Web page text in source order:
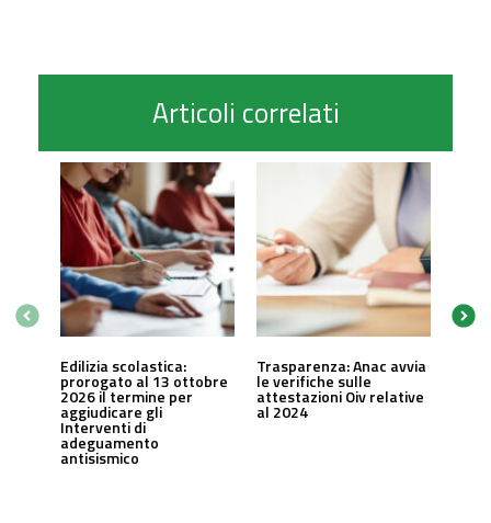
Articoli correlati
Edilizia scolastica:
prorogato al 13 ottobre
2026 il termine per
aggiudicare gli
Interventi di
adeguamento
antisismico
Trasparenza: Anac avvia
le verifiche sulle
attestazioni Oiv relative
al 2024